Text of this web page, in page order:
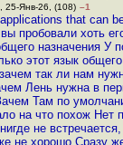
25-Янв-26, (108) –1
that can
пробовали хоть
назначения У
этот язык
так ли нам
Лень нужна в
Там по
на что похож Нет
не
не хорошо Сразу